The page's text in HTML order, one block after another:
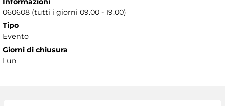
060608 (tutti i giorni 09.00 - 19.00)
Tipo
Evento
Giorni di chiusura
Lun